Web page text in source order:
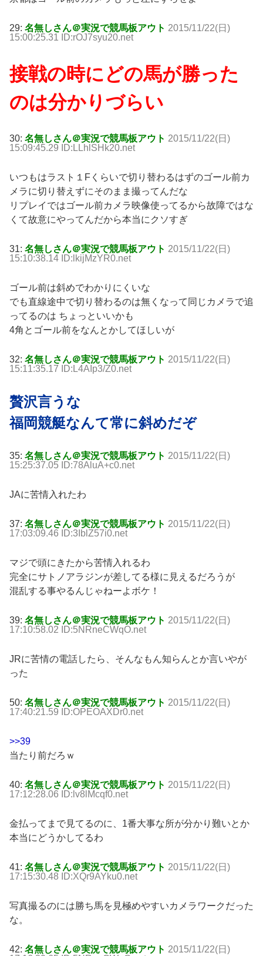
29: 名無しさん＠実況で競馬板アウト 2015/11/22(日)
15:00:25.31 ID:rOJ7syu20.net
接戦の時にどの馬が勝った
のは分かりづらい
30: 名無しさん＠実況で競馬板アウト 2015/11/22(日)
15:09:45.29 ID:LLhlSHk20.net
いつもはラスト１Fくらいで切り替わるはずのゴール前カ
メラに切り替えずにそのまま撮ってんだな
リプレイではゴール前カメラ映像使ってるから故障ではな
くて故意にやってんだから本当にクソすぎ
31: 名無しさん＠実況で競馬板アウト 2015/11/22(日)
15:10:38.14 ID:lkijMzYR0.net
ゴール前は斜めでわかりにくいな
でも直線途中で切り替わるのは無くなって同じカメラで追
ってるのは ちょっといいかも
4角とゴール前をなんとかしてほしいが
32: 名無しさん＠実況で競馬板アウト 2015/11/22(日)
15:11:35.17 ID:L4AIp3/Z0.net
贅沢言うな
福岡競艇なんて常に斜めだぞ
35: 名無しさん＠実況で競馬板アウト 2015/11/22(日)
15:25:37.05 ID:78AluA+c0.net
JAに苦情入れたわ
37: 名無しさん＠実況で競馬板アウト 2015/11/22(日)
17:03:09.46 ID:3IblZ57i0.net
マジで頭にきたから苦情入れるわ
完全にサトノアラジンが差してる様に見えるだろうが
混乱する事やるんじゃねーよボケ！
39: 名無しさん＠実況で競馬板アウト 2015/11/22(日)
17:10:58.02 ID:5NRneCWqO.net
JRに苦情の電話したら、そんなもん知らんとか言いやが
った
50: 名無しさん＠実況で競馬板アウト 2015/11/22(日)
17:40:21.59 ID:OPEOAXDr0.net
>>39
当たり前だろｗ
40: 名無しさん＠実況で競馬板アウト 2015/11/22(日)
17:12:28.06 ID:lv8lMcqf0.net
金払ってまで見てるのに、1番大事な所が分かり難いとか
本当にどうかしてるわ
41: 名無しさん＠実況で競馬板アウト 2015/11/22(日)
17:15:30.48 ID:XQr9AYku0.net
写真撮るのには勝ち馬を見極めやすいカメラワークだった
な。
42: 名無しさん＠実況で競馬板アウト 2015/11/22(日)